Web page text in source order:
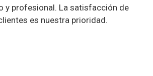
y profesional. La satisfacción de
es nuestra prioridad.